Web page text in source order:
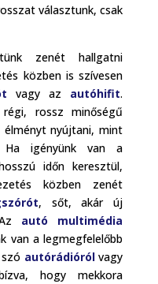
választunk, csak
zenét hallgatni
közben is szívesen
vagy az autóhifit.
rossz minőségű
nyújtani, mint
igényünk van a
időn keresztül,
közben zenét
, sőt, akár új
autó multimédia
van a legmegfelelőbb
autórádiórólvagy
hogy mekkora